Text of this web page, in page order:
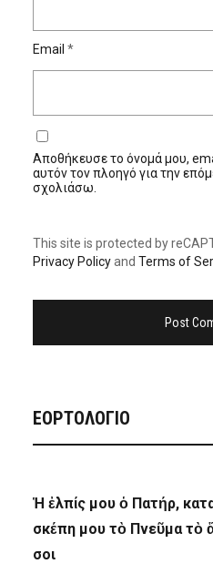
Email *
Αποθήκευσε το όνομά μου,
αυτόν τον πλοηγό για την
σχολιάσω.
This site is protected by
Privacy Policyand Terms of
ΕΟΡΤΟΛΟΓΙΟ
Ἡ ἐλπίς μου ὁ Πατήρ,
σκέπη μου τὸ Πνεῦμα τὸ
σοι